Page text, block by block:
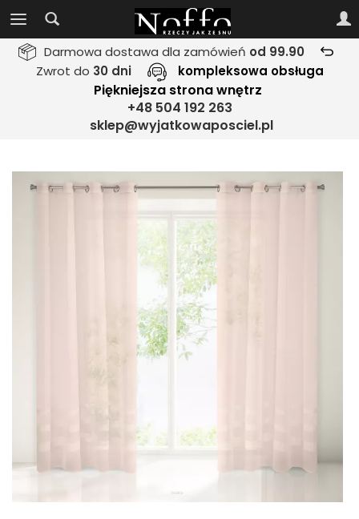
Darmowa dostawa dla zamówień od 99.90
Zwrot do 30 dni kompleksowa obsługa
Piękniejsza strona wnętrz
+48 504 192 263
sklep@wyjatkowaposciel.pl